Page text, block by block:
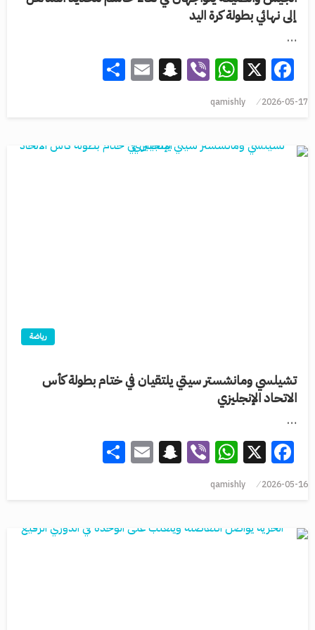
إلى نهائي بطولة كرة اليد
…
Facebook
X
WhatsApp
Viber
Snapchat
Email
2026-05-17
qamishly
رياضة
تشيلسي ومانشستر سيتي يلتقيان في ختام بطولة كأس
الاتحاد الإنجليزي
…
Facebook
X
WhatsApp
Viber
Snapchat
Email
2026-05-16
qamishly